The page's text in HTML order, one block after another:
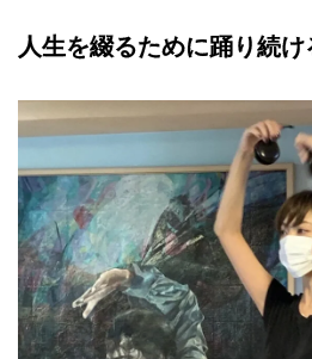
人生を綴るために踊り続け